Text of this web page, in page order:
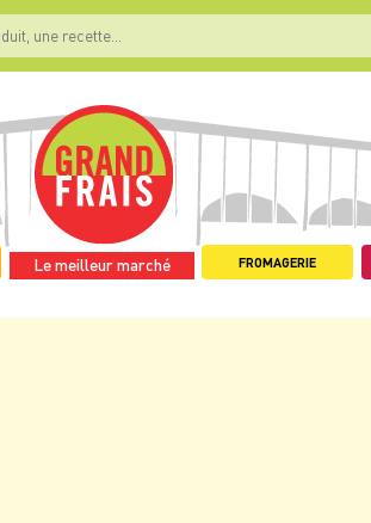
Le meilleur marché FROMAGERIE